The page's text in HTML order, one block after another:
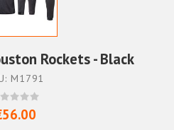
Rockets - Black
M1791